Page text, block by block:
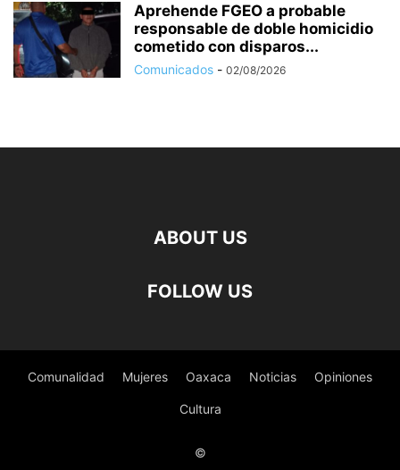
Aprehende FGEO a probable
responsable de doble homicidio
cometido con disparos...
Comunicados - 02/08/2026
ABOUT US
FOLLOW US
Comunalidad Mujeres Oaxaca Noticias Opiniones
Cultura
©